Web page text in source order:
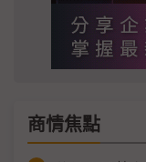
商情焦點